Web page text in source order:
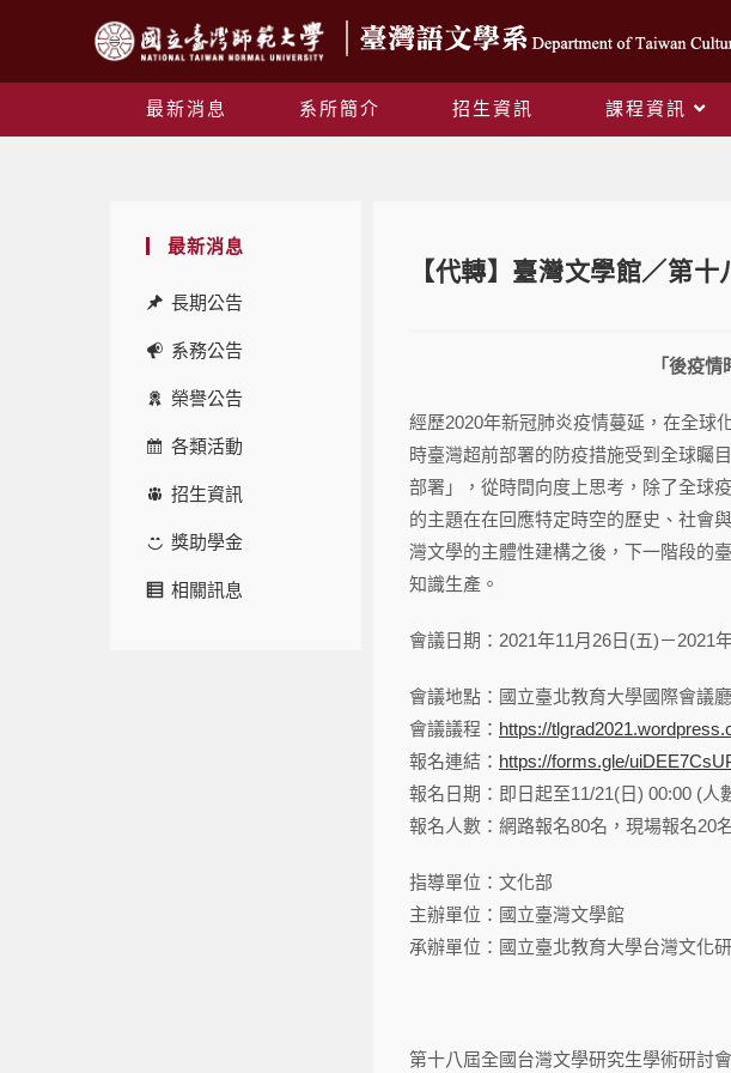
最新消息 系所簡介 招生資訊 課程資訊
最新消息
長期公告
系務公告
榮譽公告
各類活動
招生資訊
獎助學金
相關訊息
【代轉】臺灣文學館／第
「後疫
經歷2020年新冠肺炎疫情蔓延，在全球
時臺灣超前部署的防疫措施受到全球矚
部署」，從時間向度上思考，除了全球
的主題在在回應特定時空的歷史、社會
灣文學的主體性建構之後，下一階段的
知識生產。
會議日期：2021年11月26日(五)－2021
會議地點：國立臺北教育大學國際會議
會議議程： https://
報名連結： https://forms.gle/
報名日期：即日起至11/21(日) 00:00 (人
報名人數：網路報名80名，現場報名20
指導單位：文化部
主辦單位：國立臺灣文學館
承辦單位：國立臺北教育大學台灣文化
第十八屆全國台灣文學研究生學術研討